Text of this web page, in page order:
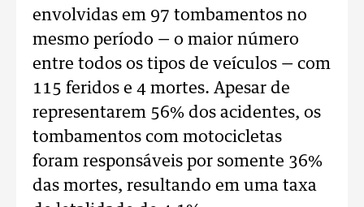
envolvidas em 97 tombamentos no
mesmo período — o maior número
entre todos os tipos de veículos — com
115 feridos e 4 mortes. Apesar de
representarem 56% dos acidentes, os
tombamentos com motocicletas
foram responsáveis por somente 36%
das mortes, resultando em uma taxa